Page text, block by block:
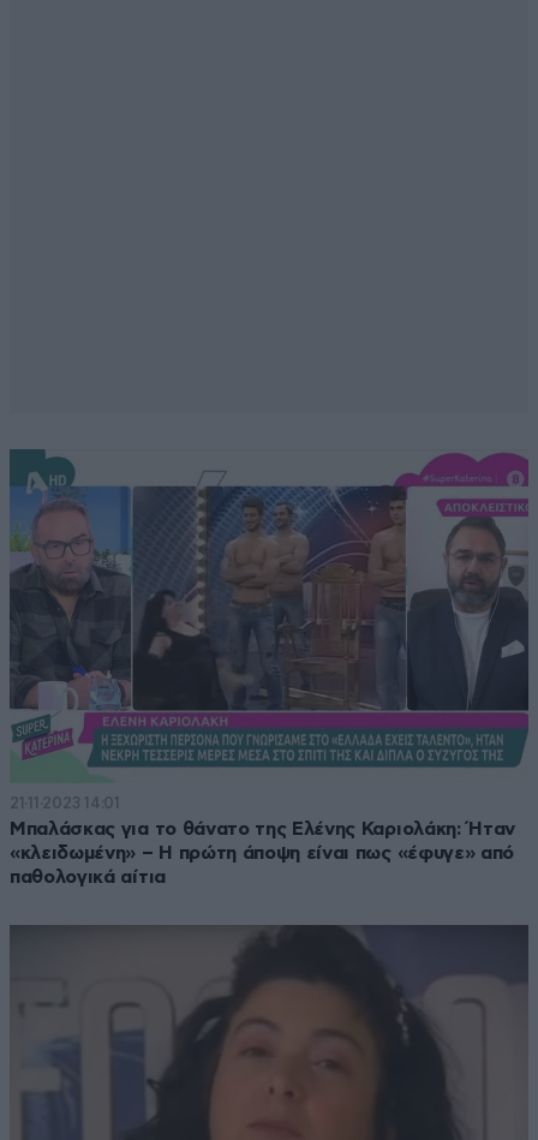
21·11·2023 14:01
Μπαλάσκας για το θάνατο της Ελένης Καριολάκη: Ήταν
«κλειδωμένη» – Η πρώτη άποψη είναι πως «έφυγε» από
παθολογικά αίτια